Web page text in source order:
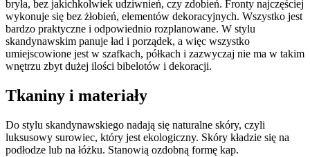
bryła, bez jakichkolwiek udziwnień, czy zdobień. Fronty najczęściej
wykonuje się bez żłobień, elementów dekoracyjnych. Wszystko jest
bardzo praktyczne i odpowiednio rozplanowane. W stylu
skandynawskim panuje ład i porządek, a więc wszystko
umiejscowione jest w szafkach, półkach i zazwyczaj nie ma w takim
wnętrzu zbyt dużej ilości bibelotów i dekoracji.
Tkaniny i materiały
Do stylu skandynawskiego nadają się naturalne skóry, czyli
luksusowy surowiec, który jest ekologiczny. Skóry kładzie się na
podłodze lub na łóżku. Stanowią ozdobną formę kap.